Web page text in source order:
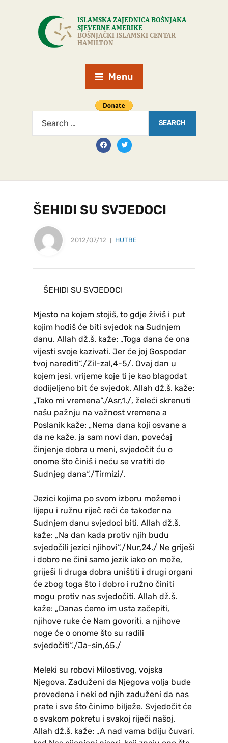
Menu
ŠEHIDI SU SVJEDOCI
2012/07/12 HUTBE
ŠEHIDI SU SVJEDOCI
Mjesto na kojem stojiš, to gdje živiš i put
kojim hodiš će biti svjedok na Sudnjem
danu. Allah dž.š. kaže: „Toga dana će ona
vijesti svoje kazivati. Jer će joj Gospodar
tvoj narediti“./Zil-zal,4-5/. Ovaj dan u
kojem jesi, vrijeme koje ti je kao blagodat
dodijeljeno bit će svjedok. Allah dž.š. kaže:
„Tako mi vremena“./Asr,1./, želeći skrenuti
našu pažnju na važnost vremena a
Poslanik kaže: „Nema dana koji osvane a
da ne kaže, ja sam novi dan, povećaj
činjenje dobra u meni, svjedočit ću o
onome što činiš i neću se vratiti do
Sudnjeg dana“./Tirmizi/.
Jezici kojima po svom izboru možemo i
lijepu i ružnu riječ reći će također na
Sudnjem danu svjedoci biti. Allah dž.š.
kaže: „Na dan kada protiv njih budu
svjedočili jezici njihovi“./Nur,24./ Ne griješi
i dobro ne čini samo jezik iako on može,
griješi li druga dobra uništiti i drugi organi
će zbog toga što i dobro i ružno činiti
mogu protiv nas svjedočiti. Allah dž.š.
kaže: „Danas ćemo im usta začepiti,
njihove ruke će Nam govoriti, a njihove
noge će o onome što su radili
svjedočiti“./Ja-sin,65./
Meleki su robovi Milostivog, vojska
Njegova. Zaduženi da Njegova volja bude
provedena i neki od njih zaduženi da nas
prate i sve što činimo bilježe. Svjedočit će
o svakom pokretu i svakoj riječi našoj.
Allah dž.š. kaže: „A nad vama bdiju čuvari,